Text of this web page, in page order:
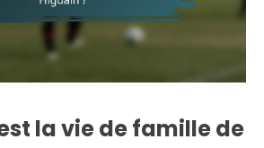
la vie de famille de